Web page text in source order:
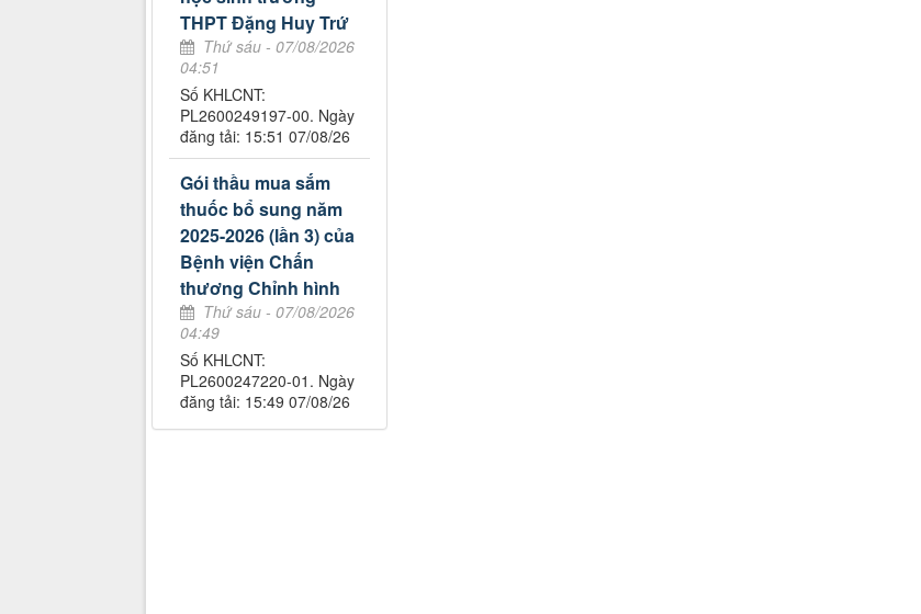
THPT Đặng Huy Trứ
Thứ sáu - 07/08/2026
04:51
Số KHLCNT:
PL2600249197-00. Ngày
đăng tải: 15:51 07/08/26
Gói thầu mua sắm
thuốc bổ sung năm
2025-2026 (lần 3) của
Bệnh viện Chấn
thương Chỉnh hình
Thứ sáu - 07/08/2026
04:49
Số KHLCNT:
PL2600247220-01. Ngày
đăng tải: 15:49 07/08/26